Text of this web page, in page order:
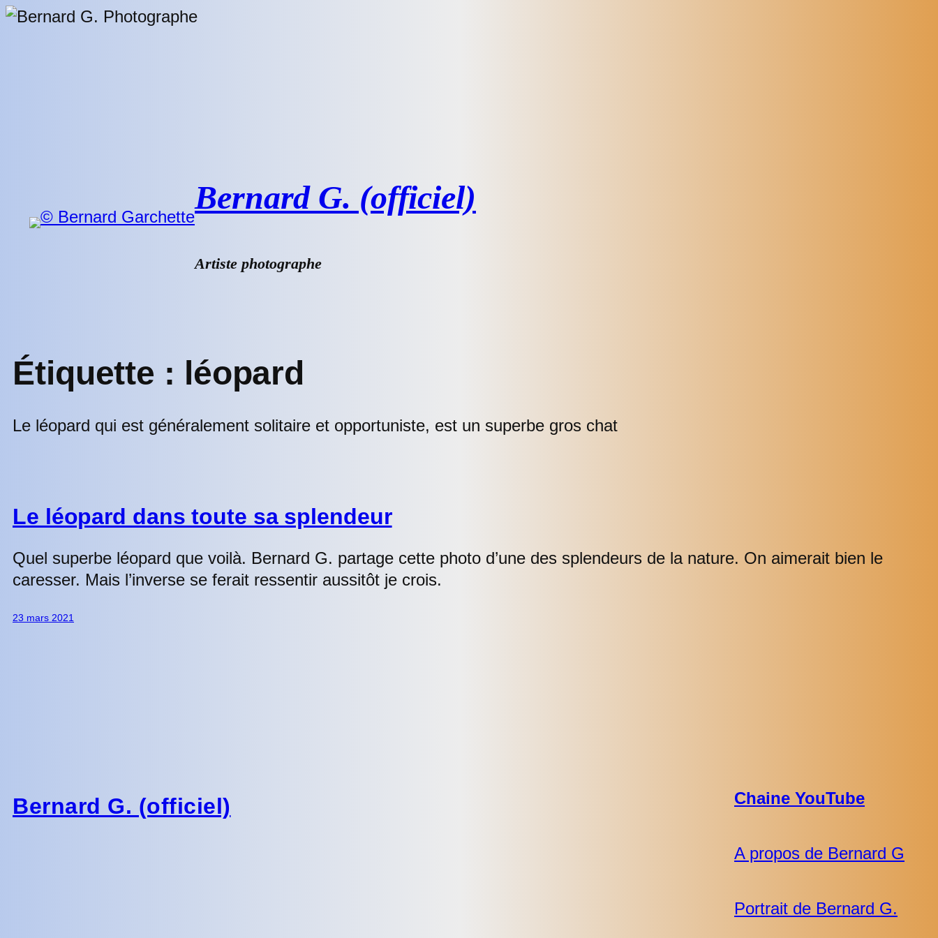
Aller
Bernard G. (officiel)
Artiste photographe
Étiquette : léopard
Le léopard qui est généralement solitaire et opportuniste, est un superbe gros chat
Le léopard dans toute sa splendeur
Quel superbe léopard que voilà. Bernard G. partage cette photo d’une des splendeurs de la nature. On aimerait bien le
caresser. Mais l’inverse se ferait ressentir aussitôt je crois.
23 mars 2021
Bernard G. (officiel) Chaine YouTube
A propos de Bernard G
Portrait de Bernard G.